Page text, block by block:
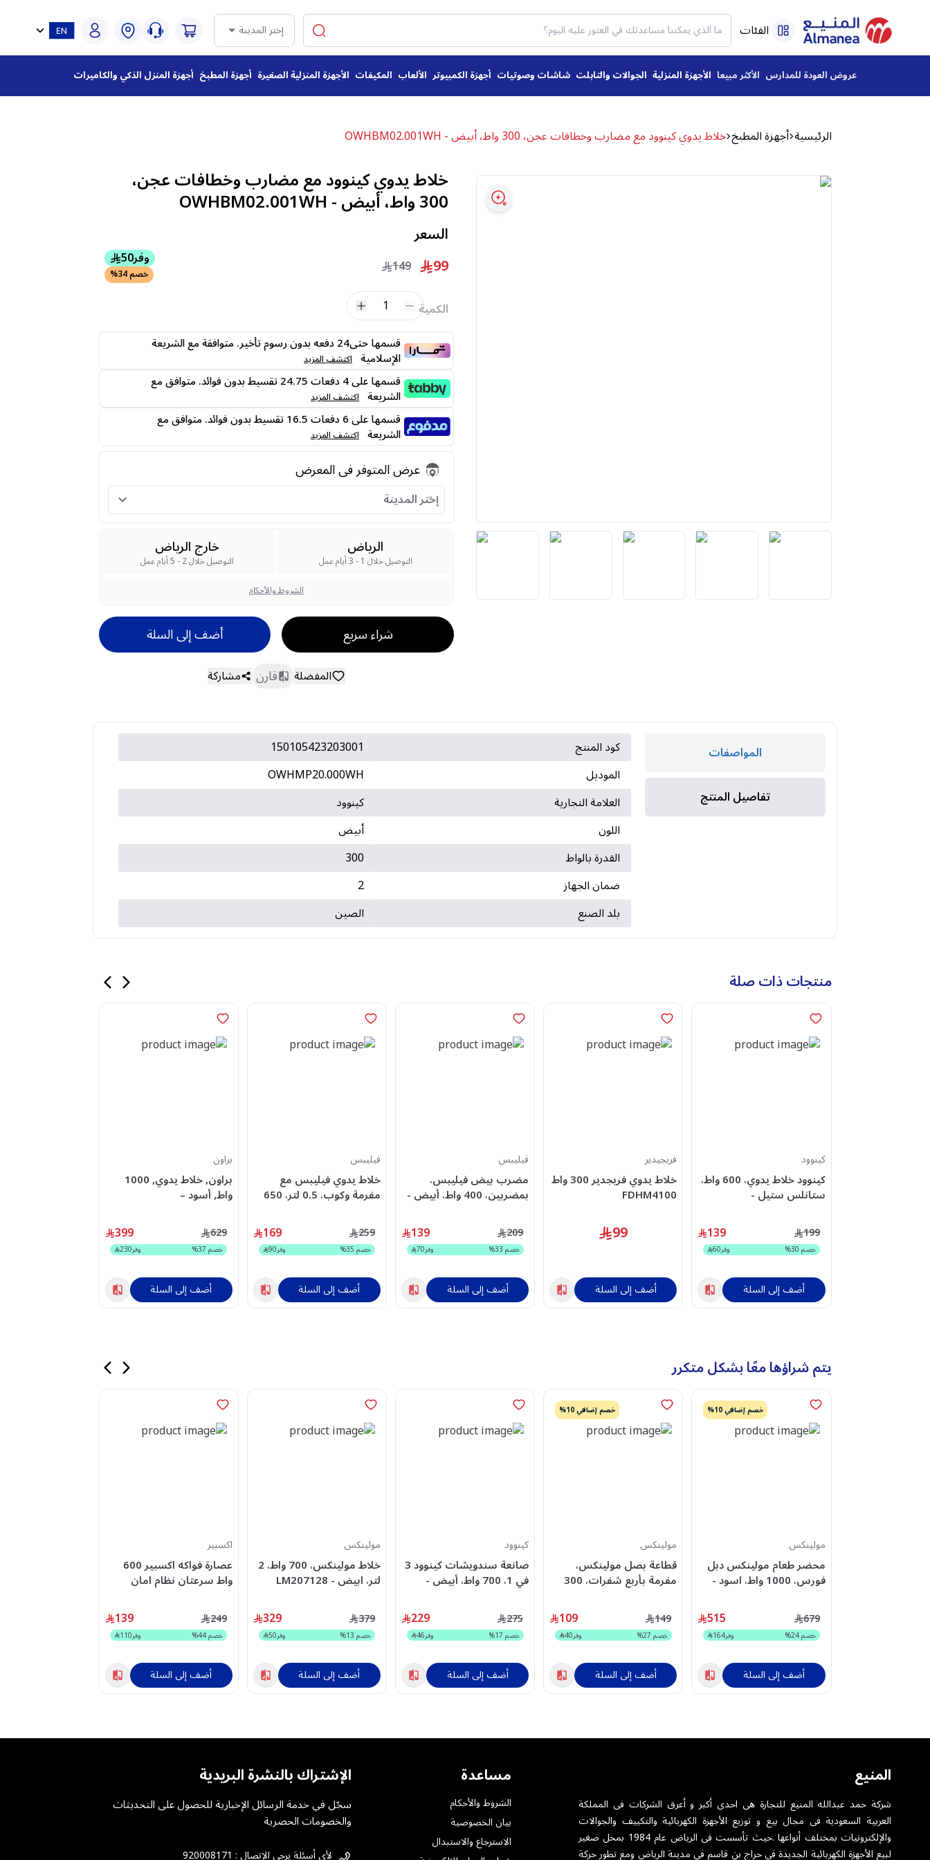
الفئات إختر المدينة
عروض العودة للمدارس الأكثر مبيعا الأجهزة المنزلية الجوالات والتابلت شاشات وصوتيات أجهزة الكمبيوتر الألعاب المكيفات الأجهزة المنزلية الصغيرة أجهزة المطبخ أجهزة المنزل الذكي والكاميرات
الرئيسية أجهزة المطبخ خلاط يدوي كينوود مع مضارب وخطافات عجن، 300 واط، أبيض - OWHBM02.001WH
خلاط يدوي كينوود مع مضارب وخطافات عجن،
300 واط، أبيض - OWHBM02.001WH
السعر
99
149 وفر50
خصم 34%
الكمية 1
قسمها حتى24 دفعه بدون رسوم تأخير. متوافقة مع الشريعة
الإسلامية اكتشف المزيد
قسمها على 4 دفعات 24.75 تقسيط بدون فوائد. متوافق مع
الشريعة اكتشف المزيد
قسمها على 6 دفعات 16.5 تقسيط بدون فوائد. متوافق مع
الشريعة اكتشف المزيد
عرض المتوفر فى المعرض
إختر المدينة
الرياض
التوصيل خلال 1 - 3 أيام عمل
خارج الرياض
التوصيل خلال 2 - 5 أيام عمل
الشروط والأحكام
شراء سريع أضف إلى السلة
المفضلة قارن مشاركة
المواصفات
تفاصيل المنتج
كود المنتج
150105423203001
الموديل
OWHMP20.000WH
العلامة التجارية
كينوود
اللون
أبيض
القدرة بالواط
300
ضمان الجهاز
2
بلد الصنع
الصين
منتجات ذات صلة
كينوود
كينوود خلاط يدوي، 600 واط،
ستانلس ستيل -
139 199
خصم30
% وفر60
أضف إلى السلة
فريجيدير
خلاط يدوي فريجدير 300 واط
FDHM4100
99
أضف إلى السلة
فيليبس
مضرب بيض فيليبس،
بمضربين، 400 واط، أبيض -
139 209
خصم33
% وفر70
أضف إلى السلة
فيليبس
خلاط يدوي فيليبس مع
مفرمة وكوب، 0.5 لتر، 650
169 259
خصم 35
% وفر90
أضف إلى السلة
براون
براون, خلاط يدوي, 1000
واط, أسود –
399 629
خصم37
% وفر230
أضف إلى السلة
يتم شراؤها معًا بشكل متكرر
خصم إضافي 10%
مولينكس
محضر طعام مولينكس دبل
فورس، 1000 واط، اسود -
515 679
خصم24
% وفر164
أضف إلى السلة
خصم إضافي 10%
مولينكس
قطاعة بصل مولينكس،
مفرمة بأربع شفرات، 300
واط، أبيض - DJ520127
109 149
خصم27
% وفر40
أضف إلى السلة
كينوود
صانعة سندويشات كينوود 3
في 1، 700 واط، أبيض -
OWSMP84.C0WH
229 275
خصم17
% وفر46
أضف إلى السلة
مولينكس
خلاط مولينكس، 700 واط، 2
لتر، ابيض - LM207128
329 379
خصم 13
% وفر50
أضف إلى السلة
اكسبير
عصارة فواكه اكسبير 600
واط سرعتان نظام امان
139 249
خصم44
% وفر110
أضف إلى السلة
المنيع
شركة حمد عبدالله المنيع للتجارة هى احدى أكبر و أعرق الشركات فى المملكة
العربية السعودية فى مجال بيع و توزيع الأجهزة الكهربائية والتكييف والجوالات
والإلكترونيات بمختلف أنواعها .حيث تأسست فى الرياض عام 1984 بمحل صغير
لبيع الأجهزة الكهربائية الجديدة فى حراج بن قاسم فى مدينة الرياض ومع تطور حركة
مساعدة
الشروط والأحكام
بيان الخصوصية
الاسترجاع والاستبدال
الإشتراك بالنشرة البريدية
سجّل في خدمة الرسائل الإخبارية للحصول على التحديثات
والخصومات الحصرية
لأى أسئلة يرجى الإتصال : 920008171